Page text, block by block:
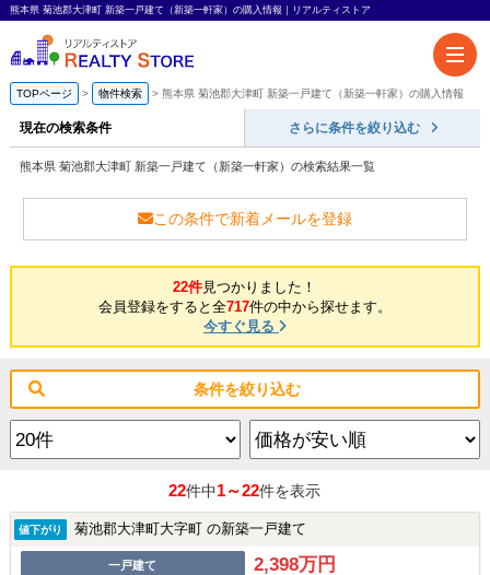
熊本県 菊池郡大津町 新築一戸建て（新築一軒家）の購入情報｜リアルティストア
TOPページ 物件検索 熊本県 菊池郡大津町 新築一戸建て（新築一軒家）の購入情報
現在の検索条件 さらに条件を絞り込む
熊本県 菊池郡大津町 新築一戸建て（新築一軒家）の検索結果一覧
この条件で新着メールを登録
22件見つかりました！
会員登録をすると全717件の中から探せます。
今すぐ見る
条件を絞り込む
22件中1～22件を表示
値下がり 菊池郡大津町大字町 の新築一戸建て
一戸建て 2,398万円